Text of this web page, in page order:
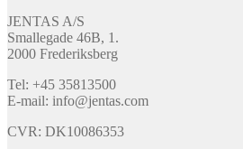
JENTAS A/S
Smallegade 46B, 1.
2000 Frederiksberg
Tel: +45 35813500
E-mail: info@jentas.com
CVR: DK10086353